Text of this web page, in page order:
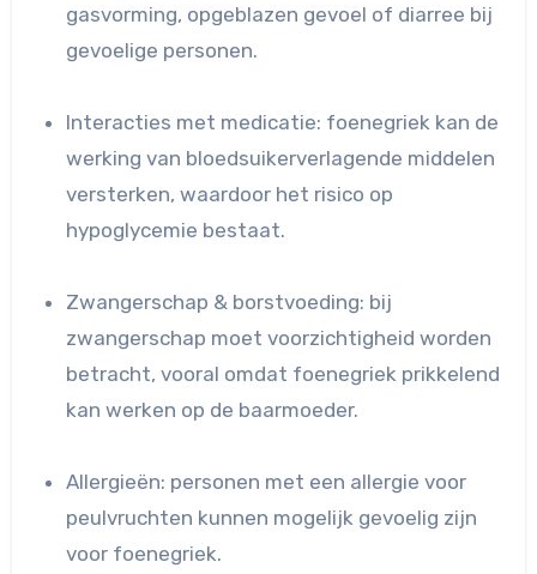
gasvorming, opgeblazen gevoel of diarree bij
gevoelige personen.
Interacties met medicatie: foenegriek kan de
werking van bloedsuikerverlagende middelen
versterken, waardoor het risico op
hypoglycemie bestaat.
Zwangerschap & borstvoeding: bij
zwangerschap moet voorzichtigheid worden
betracht, vooral omdat foenegriek prikkelend
kan werken op de baarmoeder.
Allergieën: personen met een allergie voor
peulvruchten kunnen mogelijk gevoelig zijn
voor foenegriek.